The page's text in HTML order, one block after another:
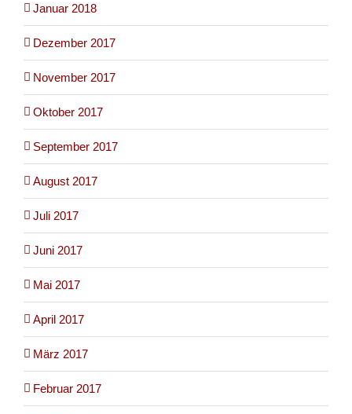
Januar 2018
Dezember 2017
November 2017
Oktober 2017
September 2017
August 2017
Juli 2017
Juni 2017
Mai 2017
April 2017
März 2017
Februar 2017